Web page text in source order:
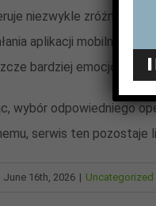
niezwykle
aplikacji mobilnej,
bardziej emocjonującą.
wybór odpowiedniego
serwis ten pozostaje
June 16th, 2026 | Uncategorized